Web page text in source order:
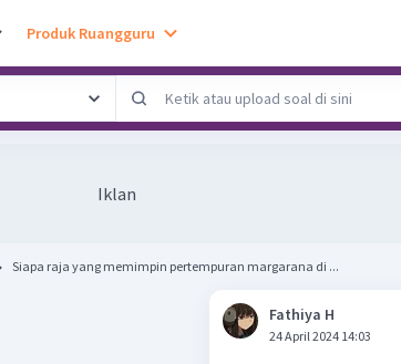
Produk Ruangguru
Iklan
Siapa raja yang memimpin pertempuran margarana di ...
Fathiya H
24 April 2024 14:03